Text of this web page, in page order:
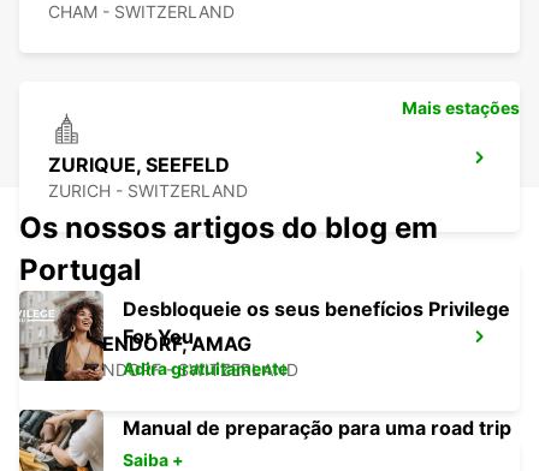
CHAM - SWITZERLAND
ZURIQUE, SEEFELD
ZURICH - SWITZERLAND
DUEBENDORF, AMAG
DUEBENDORF - SWITZERLAND
Mais estações
Os nossos artigos do blog em
Portugal
Desbloqueie os seus benefícios Privilege
For You
Adira gratuitamente
Manual de preparação para uma road trip
Saiba +